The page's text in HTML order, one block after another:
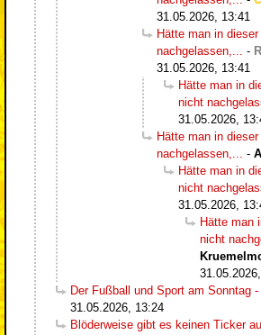
31.05.2026, 13:41
Hätte man in
nachgelassen,...
-
31.05.2026, 13:41
Hätte man in
nicht
31.05.2026,
Hätte man in
nachgelassen,...
-
Hätte man in
nicht
31.05.2026,
Hätte man
nicht
Der Fußball und Sport am Sonntag -
31.05.2026, 13:24
Blöderweise gibt es keinen Ticker